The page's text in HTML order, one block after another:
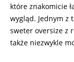
które znakomicie
wygląd. Jednym z
sweter oversize z
także niezwykle